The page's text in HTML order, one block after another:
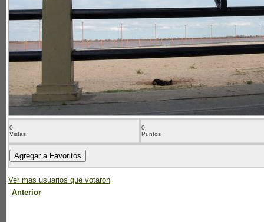
0
Vistas
0
Puntos
Ver mas usuarios que votaron
Anterior